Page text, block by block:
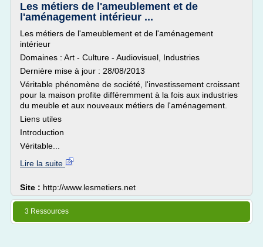
Les métiers de l'ameublement et de
l'aménagement intérieur ...
Les métiers de l'ameublement et de l'aménagement
intérieur
Domaines : Art - Culture - Audiovisuel, Industries
Dernière mise à jour : 28/08/2013
Véritable phénomène de société, l'investissement croissant
pour la maison profite différemment à la fois aux industries
du meuble et aux nouveaux métiers de l'aménagement.
Liens utiles
Introduction
Véritable...
Lire la suite
Site : http://www.lesmetiers.net
3 Ressources